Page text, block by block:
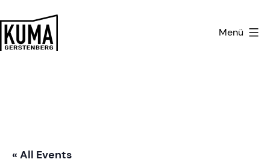
Inhalt
springen
Menü
« All Events